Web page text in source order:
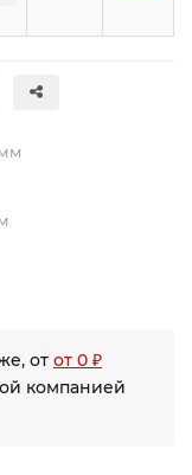
от от 0 ₽
компанией